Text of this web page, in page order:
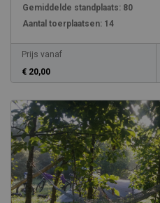
Gemiddelde standplaats: 80
Aantal toerplaatsen: 14
Prijs vanaf
€ 20,00